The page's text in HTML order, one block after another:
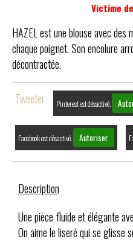
Victime
HAZEL est une blouse avec des
chaque poignet. Son encolure
décontractée.
Tweeter Pinterest est désactivé.
Facebook est désactivé. Autoriser
Description
Une pièce fluide et élégante
On aime le liseré qui se glisse